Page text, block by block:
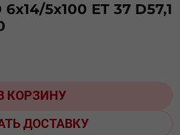
5х100 ЕТ 37 D57,1
КОРЗИНУ
ДОСТАВКУ